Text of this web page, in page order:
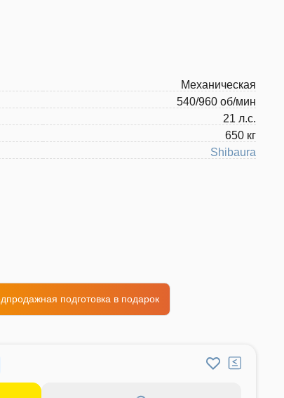
Механическая
540/960 об/мин
21 л.с.
650 кг
Shibaura
подготовка в подарок